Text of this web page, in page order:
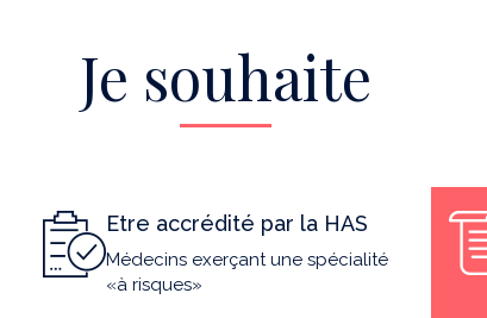
Je souhaite
Etre accrédité par la HAS
Médecins exerçant une spécialité
«à risques»